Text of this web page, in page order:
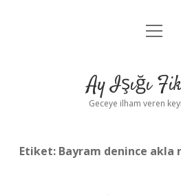
Anasayfa
Yasal
menüyü
Ay Işığı
Geceye ilham veren
Etiket: Bayram denince akla